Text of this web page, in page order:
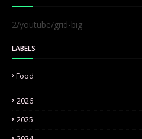
2/youtube/grid-big
LABELS
Food
2026
2025